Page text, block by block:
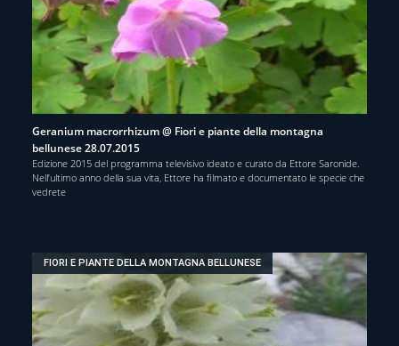
Geranium macrorrhizum @ Fiori e piante della montagna
bellunese 28.07.2015
Edizione 2015 del programma televisivo ideato e curato da Ettore Saronide.
Nell’ultimo anno della sua vita, Ettore ha filmato e documentato le specie che
vedrete
FIORI E PIANTE DELLA MONTAGNA BELLUNESE